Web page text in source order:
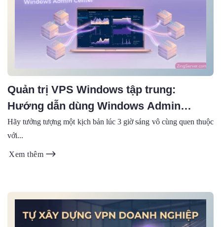
Quản trị VPS Windows tập trung:
Hướng dẫn dùng Windows Admin
Center để chấm dứt ác mộng RDP
(2026)
Hãy tưởng tượng một kịch bản lúc 3 giờ sáng vô cùng quen thuộc
với...
Xem thêm